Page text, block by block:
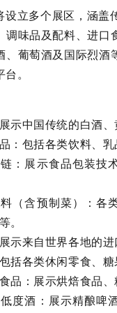
设立多个展区，涵盖
调味品及配料、进口
、葡萄酒及国际烈酒
。
示中国传统的白酒、
：包括各类饮料、乳
：展示食品包装技
（含预制菜）：各
。
示来自世界各地的进
括各类休闲零食、糖
品：展示烘焙食品、
度酒：展示精酿啤